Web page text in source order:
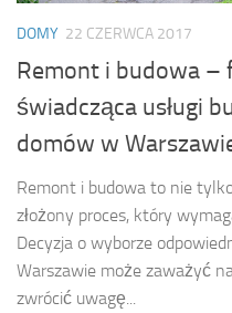
DOMY 22 CZERWCA 2017
Remont i budowa –
świadcząca usługi
domów w
Remont i budowa to nie
złożony proces, który
Decyzja o wyborze
Warszawie może zaważyć
zwrócić uwagę...